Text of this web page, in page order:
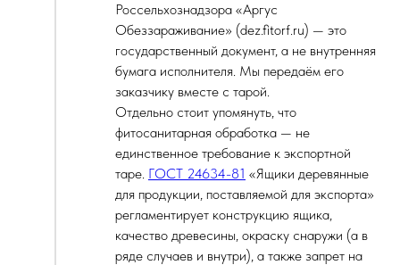
Россельхознадзора «Аргус
Обеззараживание» (dez.fitorf.ru) — это
государственный документ, а не внутренняя
бумага исполнителя. Мы передаём его
заказчику вместе с тарой.
Отдельно стоит упомянуть, что
фитосанитарная обработка — не
единственное требование к экспортной
таре. ГОСТ 24634-81 «Ящики деревянные
для продукции, поставляемой для экспорта»
регламентирует конструкцию ящика,
качество древесины, окраску снаружи (а в
ряде случаев и внутри), а также запрет на